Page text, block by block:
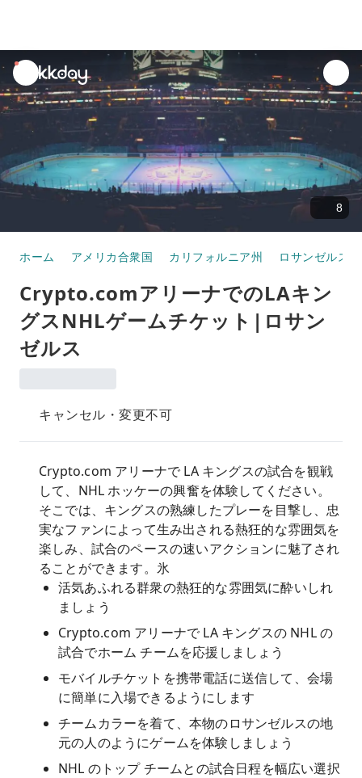
unread
notifications
8
ホーム アメリカ合衆国 カリフォルニア州 ロサンゼルス
Crypto.comアリーナでのLAキン
グスNHLゲームチケット|ロサン
ゼルス
キャンセル・変更不可
Crypto.com アリーナで LA キングスの試合を観戦
して、NHL ホッケーの興奮を体験してください。
そこでは、キングスの熟練したプレーを目撃し、忠
実なファンによって生み出される熱狂的な雰囲気を
楽しみ、試合のペースの速いアクションに魅了され
ることができます。氷
活気あふれる群衆の熱狂的な雰囲気に酔いしれ
ましょう
Crypto.com アリーナで LA キングスの NHL の
試合でホーム チームを応援しましょう
モバイルチケットを携帯電話に送信して、会場
に簡単に入場できるようにします
チームカラーを着て、本物のロサンゼルスの地
元の人のようにゲームを体験しましょう
NHL のトップ チームとの試合日程を幅広い選択